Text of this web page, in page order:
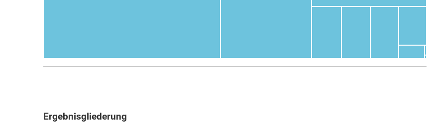
Ergebnisgliederung